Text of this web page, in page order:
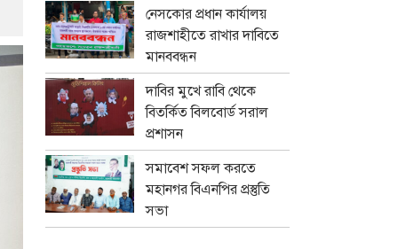
নেসকোর প্রধান কার্যালয়
রাজশাহীতে রাখার দাবিতে
মানববন্ধন
দাবির মুখে রাবি থেকে
বিতর্কিত বিলবোর্ড সরাল
প্রশাসন
সমাবেশ সফল করতে
মহানগর বিএনপির প্রস্তুতি
সভা